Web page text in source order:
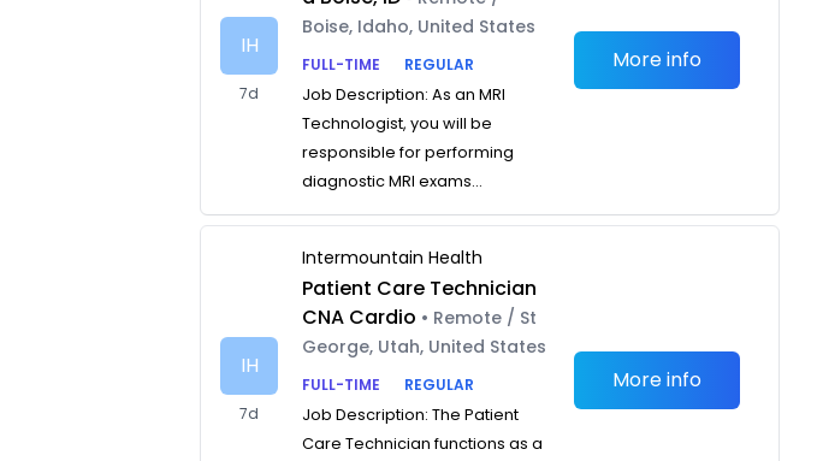
IH
7d
Boise, Idaho, United States
FULL-TIME
REGULAR
Job Description: As an MRI
Technologist, you will be
responsible for performing
diagnostic MRI exams...
More info
IH
7d
Intermountain Health
Patient Care Technician
CNA Cardio • Remote / St
George, Utah, United States
FULL-TIME
REGULAR
Job Description: The Patient
Care Technician functions as a
More info